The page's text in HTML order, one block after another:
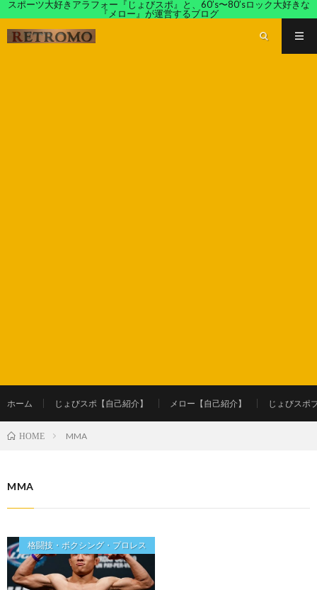
スポーツ大好きアラフォー『じょびスポ』と、60’s〜80’sロック大好きな
『メロー』が運営するブログ
ホーム じょびスポ【自己紹介】 メロー【自己紹介】 じょびスポ
HOME MMA
MMA
格闘技・ボクシング・プロレス